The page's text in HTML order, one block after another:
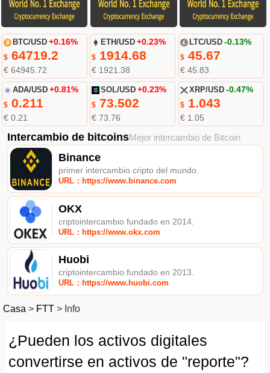
BTC/USD +0.16%
$64719.2
€ 64945.72
ETH/USD +0.23%
$ 1914.68
€ 1921.38
LTC/USD -0.13%
$45.67
€ 45.83
ADA/USD +0.81%
$0.211
€ 0.21
SOL/USD +0.23%
$ 73.502
€ 73.76
XRP/USD -0.47%
$1.043
€ 1.05
Intercambio de bitcoinsMejor intercambio de Bitcoin
Binance
primer intercambio cripto del mundo.
URL：https://www.binance.com
OKX
criptointercambio fundado en 2014.
URL：https://www.okx.com
Huobi
criptointercambio fundado en 2013.
URL：https://www.huobi.com
Casa > FTT > Info
¿Pueden los activos digitales
convertirse en activos de "reporte"?